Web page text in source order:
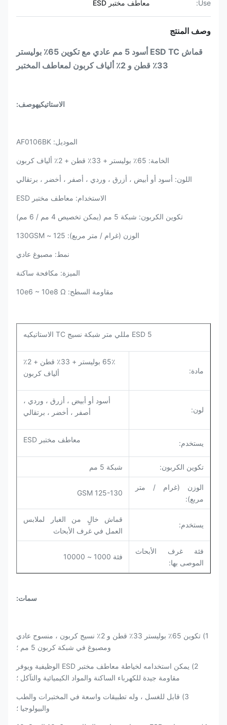
Use:
معاطف مختبر ESD
وصف المنتج
قماش ESD TC أسود 5 مم عادي مع تكوين 65٪ بوليستر
33٪ قطن و 2٪ ألياف كربون لمعاطف المختبر
الاستاتيكيهوصف:
الموديل: AF0106BK
الخامة: 65٪ بوليستر + 33٪ قطن + 2٪ ألياف كربون
اللون: أسود أو أبيض ، أزرق ، وردي ، أصفر ، أخضر ، برتقالي
الاستخدام: معاطف مختبر ESD
تكوين الكربون: شبكة 5 مم (يمكن تخصيص 4 مم / 6 مم)
الوزن (غرام / متر مربع): 125 ~ 130GSM
نمط: مصبوغ عادي
الميزة: مكافحة ساكنة
مقاومة السطح: 10e6 ~ 10e8 Ω
ESD 5 مللي متر شبكة نسيج TC الاستاتيكيه
مادة:
65٪ بوليستر + 33٪ قطن + 2٪
ألياف كربون
لون:
أسود أو أبيض ، أزرق ، وردي ،
أصفر ، أخضر ، برتقالي
يستخدم: معاطف مختبر ESD
تكوين الكربون: شبكة 5 مم
الوزن (غرام / متر
مربع):
125-130 GSM
يستخدم:
قماش خالٍ من الغبار لملابس
العمل في غرف الأبحاث
فئة غرف الأبحاث
الموصى بها:
فئة 1000 ~ 10000
سمات:
1) تكوين 65٪ بوليستر 33٪ قطن و 2٪ نسيج كربون ، منسوج عادي
ومصبوغ في شبكة كربون 5 مم ؛
2) يمكن استخدامه لخياطة معاطف مختبر ESD الوظيفية ويوفر
مقاومة جيدة للكهرباء الساكنة والمواد الكيميائية والتآكل ؛
3) قابل للغسل ، وله تطبيقات واسعة في المختبرات والطب
والبيولوجيا ؛